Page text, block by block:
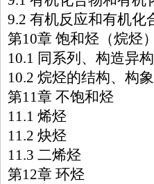
9.2 有机反应和有机化
第10章 饱和烃（烷烃）
10.1 同系列、构造异
10.2 烷烃的结构、构
第11章 不饱和烃
11.1 烯烃
11.2 炔烃
11.3 二烯烃
第12章 环烃